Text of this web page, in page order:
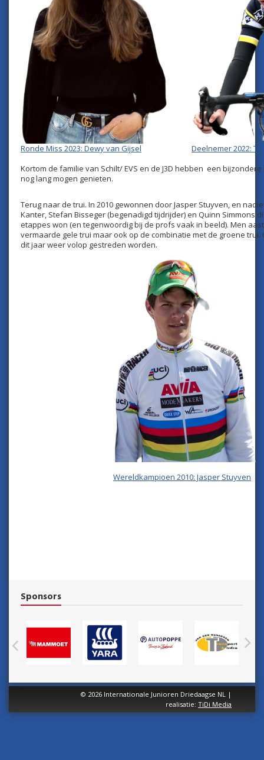
Ronde Miss 2023: Dewy van Gijsel
Deelnemer 2022:
Kortom de familie van Schilt/ EVS en de J3D hebben een
nog lang mogen genieten.
Terug naar de trui. In 2010 gewonnen door Jasper Stuyven, en
Kanter, Stefan Bisseger (begenadigd tijdrijder) en Quinn Simmons
etappes won (en tegenwoordig bij de profs vaak in beeld). Men
vermaarde gele trui maar ook op de combinatie met de groene
dit jaar weer volop gestreden worden.
Wereldkampioen 2010: Jasper Stuyven
Sponsors
Previous
© 2026 Internationale Junioren Driedaagse NL |
realisatie: TiDi Media